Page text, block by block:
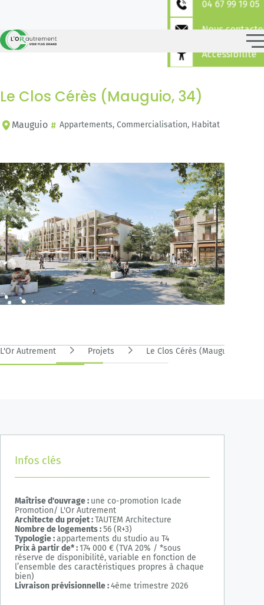
04 67 99 19 05
Nous
Accessibilité
Le Clos Cérès (Mauguio, 34)
Mauguio Appartements, Commercialisation, Habitat
L'Or Autrement Projets Le Clos Cérès (Mauguio, 34)
Infos clés
Maîtrise d'ouvrage : une co-promotion Icade
Promotion/ L'Or Autrement
Architecte du projet :TAUTEM Architecture
Nombre de logements :56 (R+3)
Typologie :appartements du studio au T4
Prix à partir de* :174 000 € (TVA 20% / *sous
réserve de disponibilité, variable en fonction de
l’ensemble des caractéristiques propres à chaque
bien)
Livraison prévisionnelle :4ème trimestre 2026